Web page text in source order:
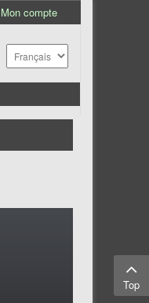
Mon compte
Top